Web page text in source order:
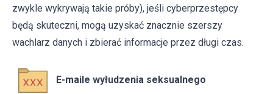
zwykle wykrywają takie próby), jeśli cyberprzestępcy
będą skuteczni, mogą uzyskać znacznie szerszy
wachlarz danych i zbierać informacje przez długi czas.
E-maile wyłudzenia seksualnego